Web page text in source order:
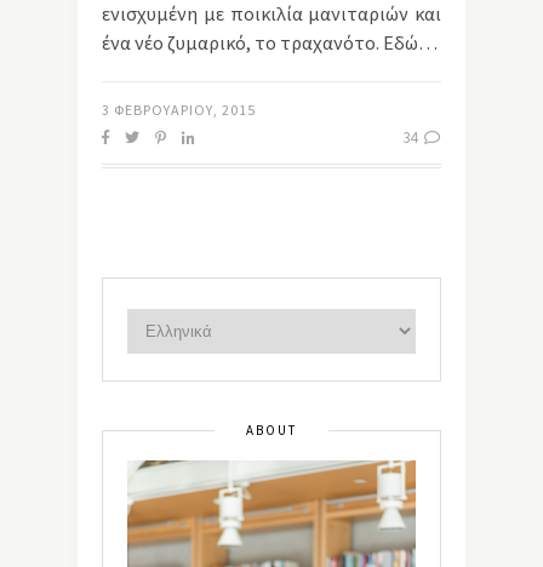
ενισχυμένη με ποικιλία μανιταριών και
ένα νέο ζυμαρικό, το τραχανότο. Εδώ…
3 ΦΕΒΡΟΥΑΡΊΟΥ, 2015
34
ABOUT